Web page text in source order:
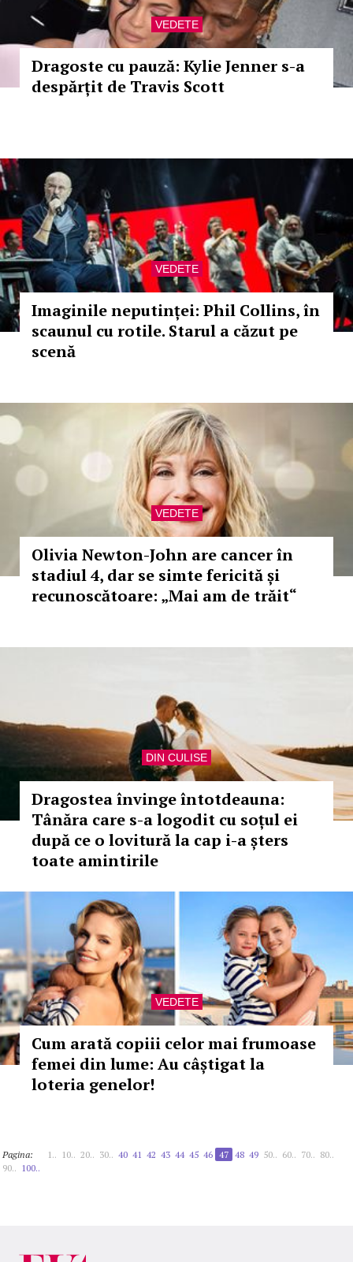
VEDETE
Dragoste cu pauză: Kylie Jenner s-a
despărțit de Travis Scott
VEDETE
Imaginile neputinței: Phil Collins, în
scaunul cu rotile. Starul a căzut pe
scenă
VEDETE
Olivia Newton-John are cancer în
stadiul 4, dar se simte fericită și
recunoscătoare: „Mai am de trăit“
DIN CULISE
Dragostea învinge întotdeauna:
Tânăra care s-a logodit cu soțul ei
după ce o lovitură la cap i-a șters
toate amintirile
VEDETE
Cum arată copiii celor mai frumoase
femei din lume: Au câștigat la
loteria genelor!
Pagina: 1.. 10.. 20.. 30.. 40 41 42 43 44 45 46 47 48 49 50.. 60.. 70.. 80..
90.. 100..